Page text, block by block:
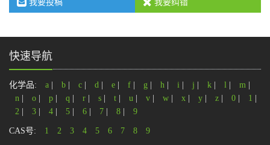
我要投稿 我要纠错
快速导航
化学品: a b c d e f g h i j k l m
n
o p q r s t u v w x y z 0 1
2
3 4 5 6 7 8 9
CAS号: 1 2 3 4 5 6 7 8 9